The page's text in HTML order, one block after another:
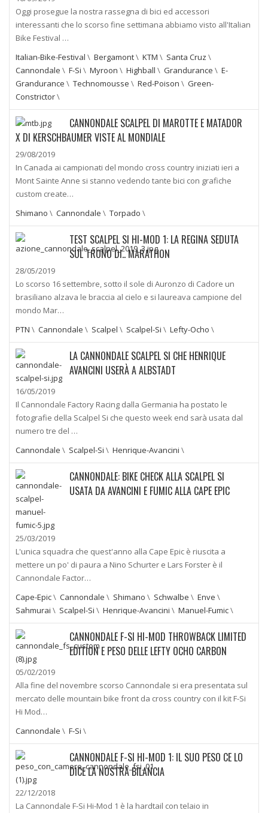
Oggi prosegue la nostra rassegna di bici ed accessori
interessanti che lo scorso fine settimana abbiamo visto all'Italian
Bike Festival …
Italian-Bike-Festival \ Bergamont\ KTM \ Santa Cruz \
Cannondale \ F-Si \ Myroon \ Highball \ Grandurance \ E-
Grandurance \ Technomousse \ Red-Poison \ Green-
Constrictor\
CANNONDALE SCALPEL DI MAROTTE E MATADOR
X DI KERSCHBAUMER VISTE AL MONDIALE
29/08/2019
In Canada ai campionati del mondo cross country iniziati ieri a
Mont Sainte Anne si stanno vedendo tante bici con grafiche
custom create…
Shimano \ Cannondale \ Torpado \
TEST SCALPEL SI HI-MOD 1: LA REGINA SEDUTA
SUL TRONO DI.. MARATHON
28/05/2019
Lo scorso 16 settembre, sotto il sole di Auronzo di Cadore un
brasiliano alzava le braccia al cielo e si laureava campione del
mondo Mar…
PTN \ Cannondale \ Scalpel \ Scalpel-Si \ Lefty-Ocho \
LA CANNONDALE SCALPEL SI CHE HENRIQUE
AVANCINI USERÀ A ALBSTADT
16/05/2019
Il Cannondale Factory Racing dalla Germania ha postato le
fotografie della Scalpel Si che questo week end sarà usata dal
numero tre del …
Cannondale \ Scalpel-Si \ Henrique-Avancini \
CANNONDALE: BIKE CHECK ALLA SCALPEL SI
USATA DA AVANCINI E FUMIC ALLA CAPE EPIC
25/03/2019
L'unica squadra che quest'anno alla Cape Epic è riuscita a
mettere un po' di paura a Nino Schurter e Lars Forster è il
Cannondale Factor…
Cape-Epic\ Cannondale \ Shimano \ Schwalbe \ Enve \
Sahmurai \ Scalpel-Si \ Henrique-Avancini \ Manuel-Fumic\
CANNONDALE F-SI HI-MOD THROWBACK LIMITED
EDITION E PESO DELLE LEFTY OCHO CARBON
05/02/2019
Alla fine del novembre scorso Cannondale si era presentata sul
mercato delle mountain bike front da cross country con il kit F-Si
Hi Mod…
Cannondale \ F-Si \
CANNONDALE F-SI HI-MOD 1: IL SUO PESO CE LO
DICE LA NOSTRA BILANCIA
22/12/2018
La Cannondale F-Si Hi-Mod 1 è la hardtail con telaio in